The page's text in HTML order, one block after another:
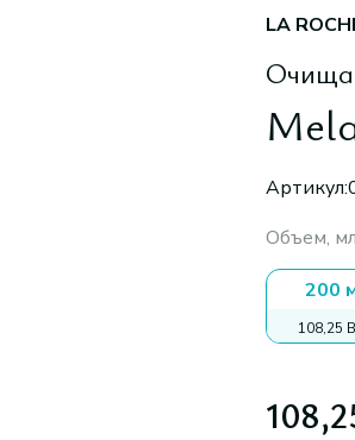
LA
Артикул:
Объем, мл
200
108,25